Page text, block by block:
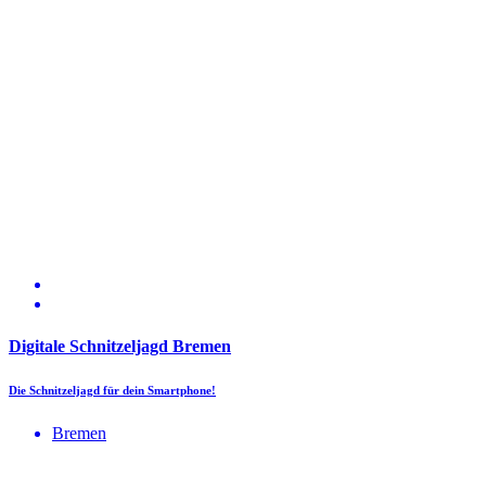
Digitale Schnitzeljagd Bremen
Die Schnitzeljagd für dein Smartphone!
Bremen